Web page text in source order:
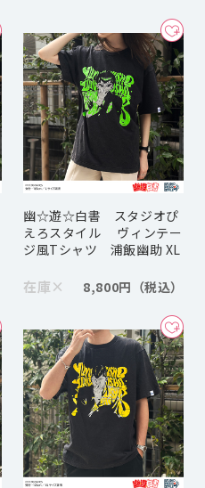
幽☆遊☆白書 スタジオぴ
えろスタイル ヴィンテー
ジ風Tシャツ 浦飯幽助 XL
在庫× 8,800円